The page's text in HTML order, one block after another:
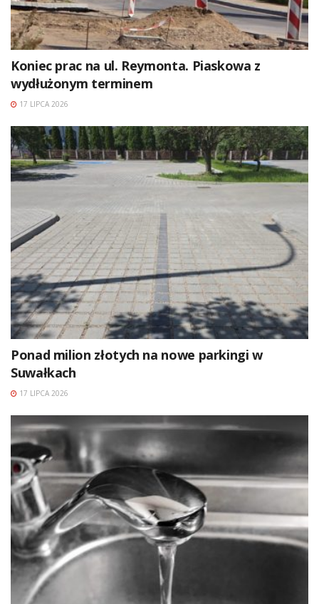
Koniec prac na ul. Reymonta. Piaskowa z
wydłużonym terminem
17 LIPCA 2026
Ponad milion złotych na nowe parkingi w
Suwałkach
17 LIPCA 2026